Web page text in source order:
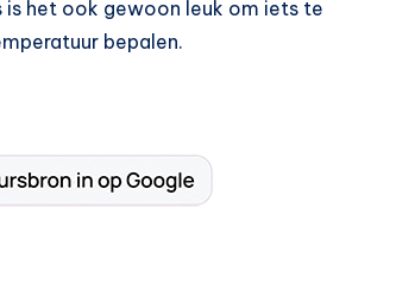
is het ook gewoon leuk om iets te
bepalen.